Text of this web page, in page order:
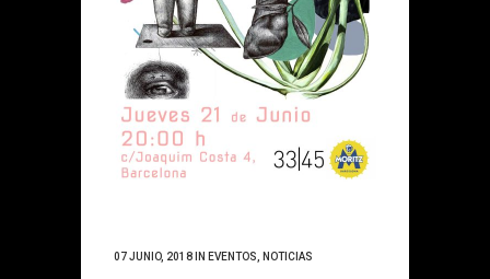
07 JUNIO, 2018 IN EVENTOS NOTICIAS